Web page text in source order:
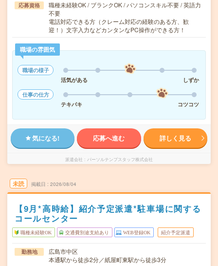
応募資格
職種未経験OK / ブランクOK / パソコンスキル不要 / 英語力
不要
電話対応できる方（クレーム対応の経験のある方、歓
迎！）文字入力などカンタンなPC操作ができる方！
職場の雰囲気
職場の様子
活気がある
しずか
仕事の仕方
テキパキ
コツコツ
気になる! 応募へ進む 詳しく見る
派遣会社 パーソルテンプスタッフ株式会社
未読 掲載日 2026/08/04
【9月*高時給】紹介予定派遣*駐車場に関する
コールセンター
職種未経験OK 交通費別途支給あり WEB登録OK 紹介予定派遣
勤務地
広島市中区
本通駅から徒歩2分／紙屋町東駅から徒歩3分